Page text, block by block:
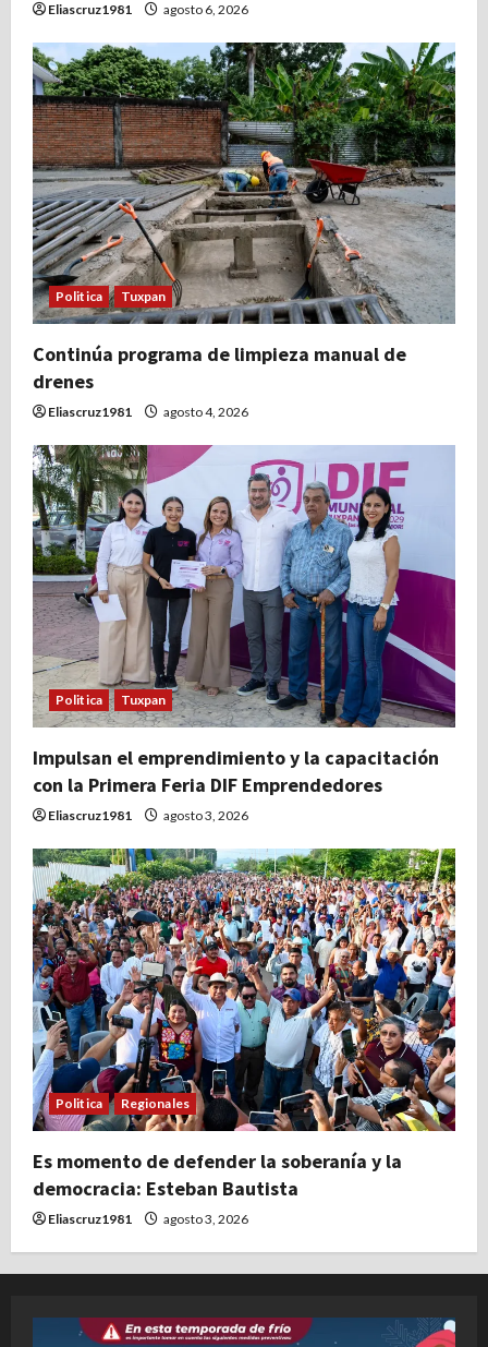
Eliascruz1981 agosto 6, 2026
Politica Tuxpan
Continúa programa de limpieza manual de
drenes
Eliascruz1981 agosto 4, 2026
Politica Tuxpan
Impulsan el emprendimiento y la capacitación
con la Primera Feria DIF Emprendedores
Eliascruz1981 agosto 3, 2026
Politica Regionales
Es momento de defender la soberanía y la
democracia: Esteban Bautista
Eliascruz1981 agosto 3, 2026